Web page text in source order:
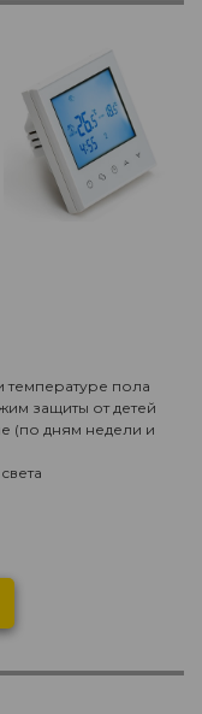
температуре пола
защиты от детей
(по дням недели и